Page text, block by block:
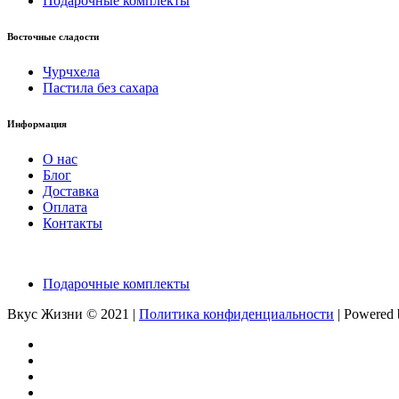
Восточные сладости
Чурчхела
Пастила без сахара
Информация
О нас
Блог
Доставка
Оплата
Контакты
Подарочные комплекты
Вкус Жизни © 2021 | Политика конфиденциальности | Powered